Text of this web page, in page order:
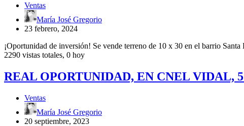
SANTA
ELENA
Ventas
María José Gregorio
23 febrero, 2024
¡Oportunidad de inversión! Se vende terreno de 10 x 30 en el barrio
2290 vistas totales, 0 hoy
REAL
OPORTUNIDAD,
CNEL
VIDAL,
REAL OPORTUNIDAD, EN CNEL VIDAL,
Ventas
María José Gregorio
20 septiembre, 2023